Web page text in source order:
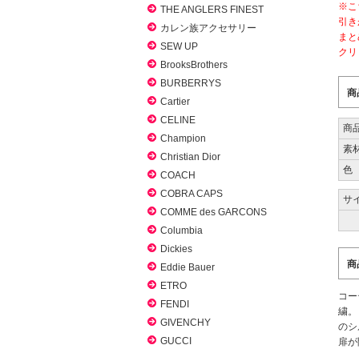
THE ANGLERS FINEST
カレン族アクセサリー
SEW UP
BrooksBrothers
BURBERRYS
Cartier
CELINE
Champion
Christian Dior
COACH
COBRA CAPS
COMME des GARCONS
Columbia
Dickies
Eddie Bauer
ETRO
FENDI
GIVENCHY
GUCCI
※こ
引
ま
ク
商
商
素
色
サ
商
コ
繍
の
扉